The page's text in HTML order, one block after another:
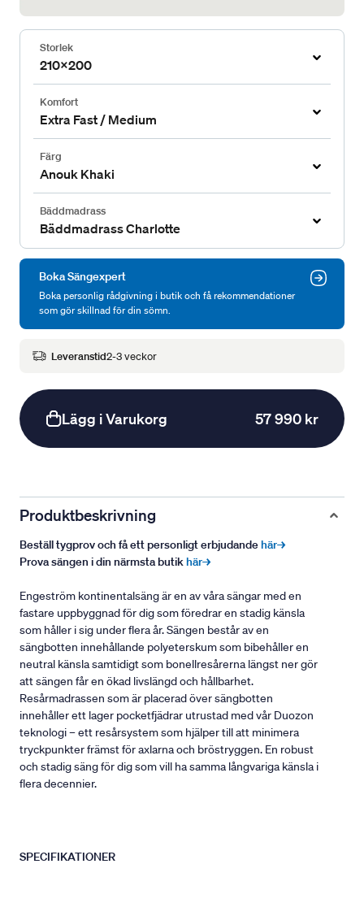
Storlek
210x200
Komfort
Extra Fast / Medium
Färg
Anouk Khaki
Bäddmadrass
Bäddmadrass Charlotte
Boka Sängexpert
Boka personlig rådgivning i butik och få rekommendationer
som gör skillnad för din sömn.
Leveranstid2-3 veckor
Lägg i Varukorg 57 990 kr
Produktbeskrivning
Beställ tygprov och få ett personligt erbjudandehär→
Prova sängen i din närmsta butikhär→
Engeström kontinentalsäng är en av våra sängar med en
fastare uppbyggnad för dig som föredrar en stadig känsla
som håller i sig under flera år. Sängen består av en
sängbotten innehållande polyeterskum som bibehåller en
neutral känsla samtidigt som bonellresårerna längst ner gör
att sängen får en ökad livslängd och hållbarhet.
Resårmadrassen som är placerad över sängbotten
innehåller ett lager pocketfjädrar utrustad med vår Duozon
teknologi – ett resårsystem som hjälper till att minimera
tryckpunkter främst för axlarna och bröstryggen. En robust
och stadig säng för dig som vill ha samma långvariga känsla i
flera decennier.
SPECIFIKATIONER